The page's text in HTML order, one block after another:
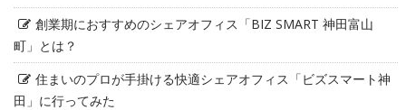
創業期におすすめのシェアオフィス「BIZ SMART 神田富山
町」とは？
住まいのプロが手掛ける快適シェアオフィス「ビズスマート神
田」に行ってみた